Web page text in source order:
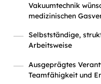
Vakuumtechnik
medizinischen
Selbstständige,
Arbeitsweise
Ausgeprägtes
Teamfähigkeit und